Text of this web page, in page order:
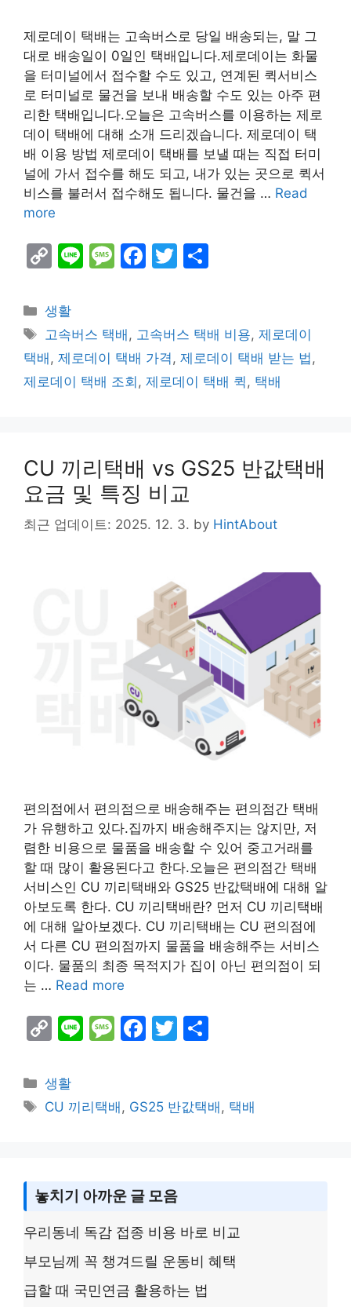
제로데이 택배는 고속버스로 당일 배송되는, 말 그
대로 배송일이 0일인 택배입니다.제로데이는 화물
을 터미널에서 접수할 수도 있고, 연계된 퀵서비스
로 터미널로 물건을 보내 배송할 수도 있는 아주 편
리한 택배입니다.오늘은 고속버스를 이용하는 제로
데이 택배에 대해 소개 드리겠습니다. 제로데이 택
배 이용 방법 제로데이 택배를 보낼 때는 직접 터미
널에 가서 접수를 해도 되고, 내가 있는 곳으로 퀵서
비스를 불러서 접수해도 됩니다. 물건을 … Read
more
C
p
y
Li
n
Li M
s
a
g
F
e
b
o
T
er e
Categories
생활
Tags
고속버스 택배 , 고속버스 택배 비용,제로데이
택배 , 제로데이 택배 가격 , 제로데이 택배 받는 법 ,
제로데이 택배 조회 , 제로데이 택배 퀵 , 택배
CU 끼리택배 vs GS25 반값택배
요금 및 특징 비교
최근 업데이트: 2025. 12. 3. by HintAbout
편의점에서 편의점으로 배송해주는 편의점간 택배
가 유행하고 있다.집까지 배송해주지는 않지만, 저
렴한 비용으로 물품을 배송할 수 있어 중고거래를
할 때 많이 활용된다고 한다.오늘은 편의점간 택배
서비스인 CU 끼리택배와 GS25 반값택배에 대해 알
아보도록 한다. CU 끼리택배란? 먼저 CU 끼리택배
에 대해 알아보겠다. CU 끼리택배는 CU 편의점에
서 다른 CU 편의점까지 물품을 배송해주는 서비스
이다. 물품의 최종 목적지가 집이 아닌 편의점이 되
는 … Read more
C
p
y
Li M
s
F
e
k
T
er e
Categories
생활
Tags
CU 끼리택배 , GS25 반값택배 , 택배
놓치기 아까운 글 모음
우리동네 독감 접종 비용 바로 비교
부모님께 꼭 챙겨드릴 운동비 혜택
급할 때 국민연금 활용하는 법